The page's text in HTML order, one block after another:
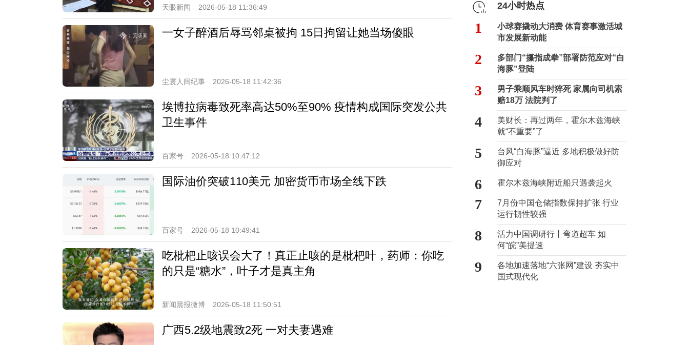
天眼新闻 2026-05-18 11:36:49
一女子醉酒后辱骂邻桌被拘 15日拘留让她当场傻眼
尘寰人间纪事 2026-05-18 11:42:36
埃博拉病毒致死率高达50%至90% 疫情构成国际突发公共
卫生事件
百家号 2026-05-18 10:47:12
国际油价突破110美元 加密货币市场全线下跌
百家号 2026-05-18 10:49:41
吃枇杷止咳误会大了！真正止咳的是枇杷叶，药师：你吃
的只是“糖水”，叶子才是真主角
新闻晨报微博 2026-05-18 11:50:51
广西5.2级地震致2死 一对夫妻遇难
24小时热点
1
小球赛撬动大消费 体育赛事激活城
市发展新动能
2
多部门“攥指成拳”部署防范应对“白
海豚”登陆
3
男子乘顺风车时猝死 家属向司机索
赔18万 法院判了
4
美财长：再过两年，霍尔木兹海峡
就“不重要”了
5
台风“白海豚”逼近 多地积极做好防
御应对
6 霍尔木兹海峡附近船只遇袭起火
7
7月份中国仓储指数保持扩张 行业
运行韧性较强
8
活力中国调研行丨弯道超车 如
何“皖”美提速
9
各地加速落地“六张网”建设 夯实中
国式现代化